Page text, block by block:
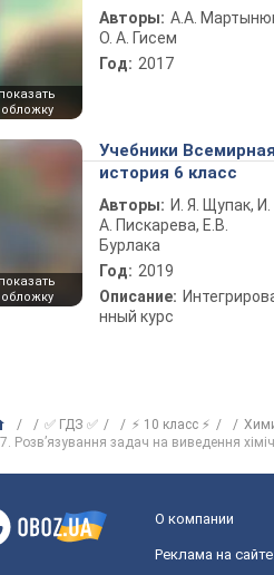
показать
обложку
Авторы: А.А.
О. А. Гисем
Год: 2017
показать
обложку
Учебники Всемирная
история 6 класс
Авторы: И. Я. Щупак, И.
А. Пискарева, Е.В.
Бурлака
Год: 2019
Описание:
нный курс
✅ ГДЗ ✅ ⚡ 10 класс ⚡
Розв’язування задач на виведення
О компании
Реклама на сайте